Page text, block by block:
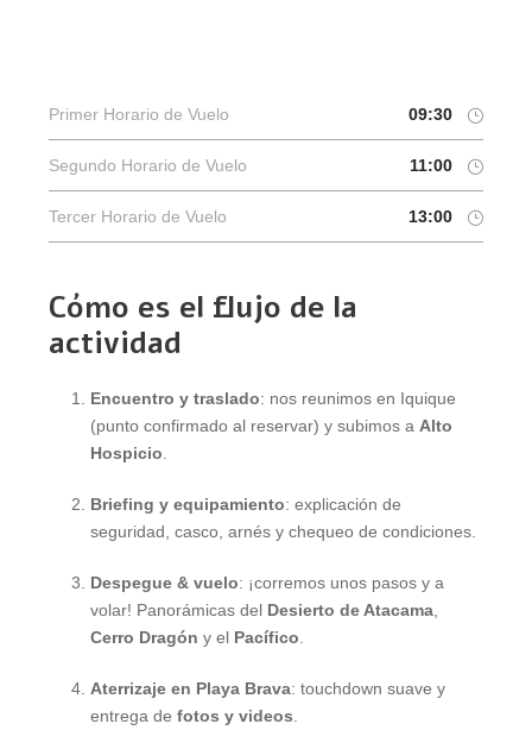
Primer Horario de Vuelo 09:30
Segundo Horario de Vuelo 11:00
Tercer Horario de Vuelo 13:00
Cómo es el flujo de la
actividad
Encuentro y traslado: nos reunimos en Iquique
(punto confirmado al reservar) y subimos a Alto
Hospicio
Briefing y equipamiento: explicación de
seguridad, casco, arnés y chequeo de condiciones.
Despegue & vuelo: ¡corremos unos pasos y a
volar! Panorámicas del Desierto de Atacama
Cerro Dragón y el Pacífico
Aterrizaje en Playa Brava: touchdown suave y
entrega de fotos y videos